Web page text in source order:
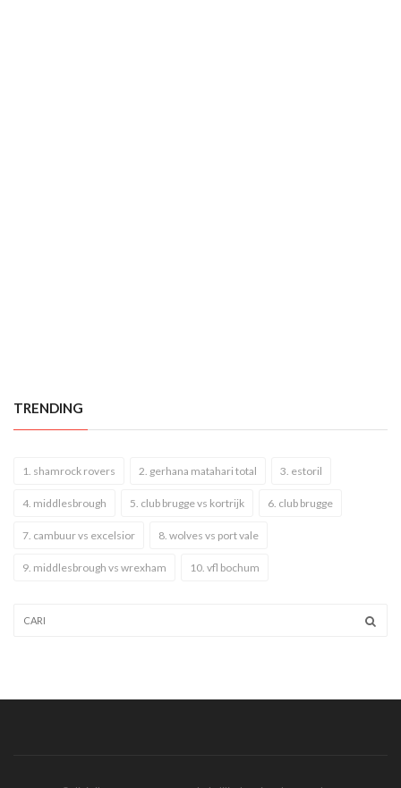
TRENDING
1. shamrock rovers 2. gerhana matahari total 3. estoril
4. middlesbrough 5. club brugge vs kortrijk 6. club brugge
7. cambuur vs excelsior 8. wolves vs port vale
9. middlesbrough vs wrexham 10. vfl bochum